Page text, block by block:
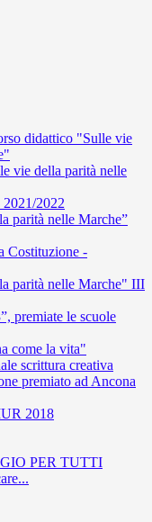
didattico "Sulle vie
vie della parità nelle
2022
parità nelle Marche”
Costituzione -
parità nelle Marche" III
premiate le scuole
come la vita"
scrittura creativa
premiato ad Ancona
2018
PER TUTTI